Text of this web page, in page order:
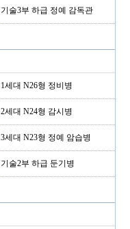
기술3부 하급 정예 감독관
1세대 N26형 정비병
2세대 N24형 감시병
3세대 N23형 정예 암습병
기술2부 하급 둔기병